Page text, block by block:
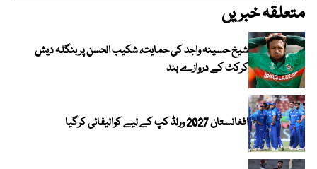
متعلقہ خبریں
شیخ حسینہ واجد کی حمایت، شکیب الحسن پر بنگلہ دیش
کرکٹ کے دروازے بند
افغانستان 2027 ورلڈ کپ کے لیے کوالیفائی کرگیا